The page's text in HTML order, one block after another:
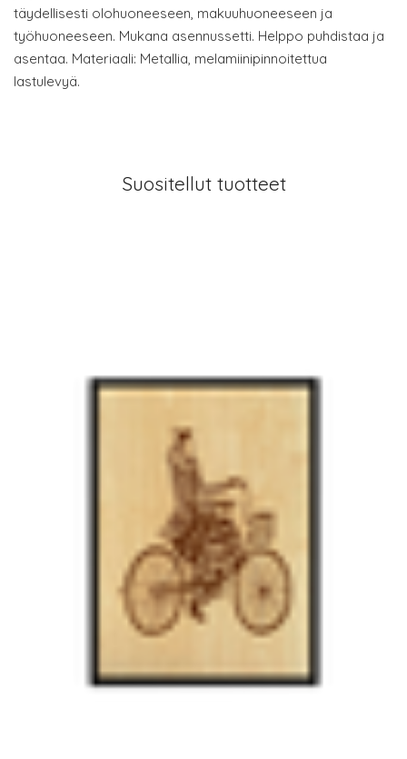
täydellisesti olohuoneeseen, makuuhuoneeseen ja
työhuoneeseen. Mukana asennussetti. Helppo puhdistaa ja
asentaa. Materiaali: Metallia, melamiinipinnoitettua
lastulevyä.
Suositellut tuotteet